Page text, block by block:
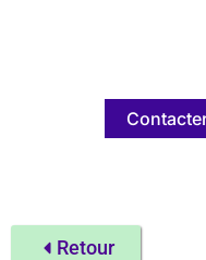
Retour